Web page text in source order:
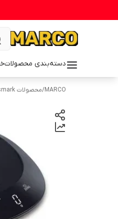
دسته‌بندی محصولات
MARCO
/محصولات Bismark